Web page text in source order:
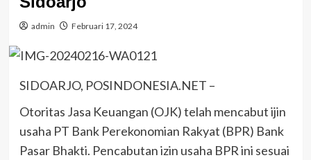
admin Februari 17, 2024
SIDOARJO, POSINDONESIA.NET –
Otoritas Jasa Keuangan (OJK) telah mencabut ijin
usaha PT Bank Perekonomian Rakyat (BPR) Bank
Pasar Bhakti. Pencabutan izin usaha BPR ini sesuai